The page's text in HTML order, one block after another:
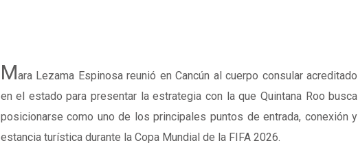
Mara Lezama Espinosareunió enCancún al cuerpo consular acreditado
en el estado para presentar la estrategia con la queQuintana Roo busca
posicionarse como uno de los principales puntos de entrada, conexión y
estancia turística durante la Copa Mundial de la FIFA 2026.